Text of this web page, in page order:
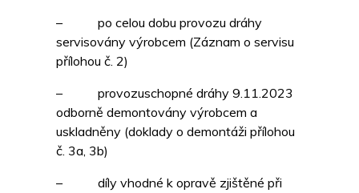
– po celou dobu provozu dráhy
servisovány výrobcem (Záznam o servisu
přílohou č. 2)
– provozuschopné dráhy 9.11.2023
odborně demontovány výrobcem a
uskladněny (doklady o demontáži přílohou
č. 3a, 3b)
– díly vhodné k opravě zjištěné při